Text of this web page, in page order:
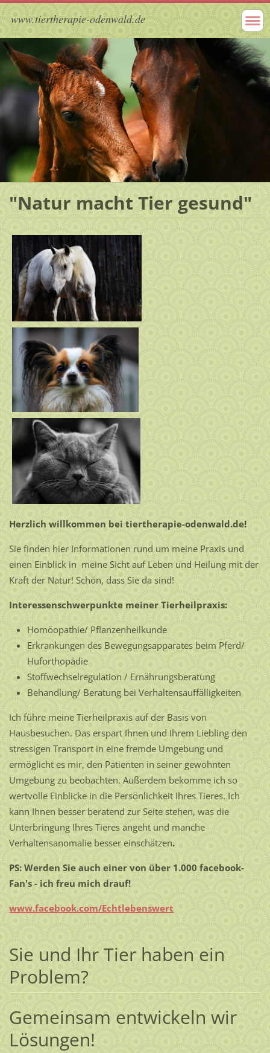
www.tiertherapie-odenwald.de
"Natur macht Tier gesund"
Herzlich willkommen bei tiertherapie-odenwald.de!
Sie finden hier Informationen rund um meine Praxis und
einen Einblick in meine Sicht auf Leben und Heilung mit der
Kraft der Natur! Schön, dass Sie da sind!
Interessenschwerpunkte meiner Tierheilpraxis:
Homöopathie/ Pflanzenheilkunde
Erkrankungen des Bewegungsapparates beim Pferd/
Huforthopädie
Stoffwechselregulation / Ernährungsberatung
Behandlung/ Beratung bei Verhaltensauffälligkeiten
Ich führe meine Tierheilpraxis auf der Basis von
Hausbesuchen. Das erspart Ihnen und Ihrem Liebling den
stressigen Transport in eine fremde Umgebung und
ermöglicht es mir, den Patienten in seiner gewohnten
Umgebung zu beobachten. Außerdem bekomme ich so
wertvolle Einblicke in die Persönlichkeit Ihres Tieres. Ich
kann Ihnen besser beratend zur Seite stehen, was die
Unterbringung Ihres Tieres angeht und manche
Verhaltensanomalie besser einschätzen.
PS: Werden Sie auch einer von über 1.000 facebook-
Fan's - ich freu mich drauf!
www.facebook.com/Echtlebenswert
Sie und Ihr Tier haben ein
Problem?
Gemeinsam entwickeln wir
Lösungen!